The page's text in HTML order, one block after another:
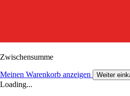
Zwischensumme
Meinen Warenkorb anzeigen Weiter
Loading...